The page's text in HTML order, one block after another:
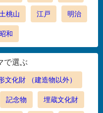
桃山 江戸 明治
昭和
で選ぶ
文化財 （建造物以外）
記念物 埋蔵文化財